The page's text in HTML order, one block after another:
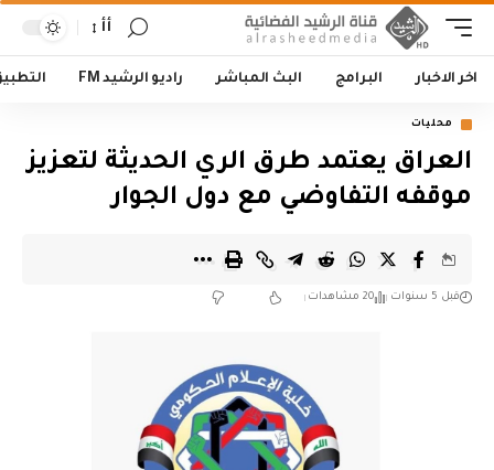
أأ
اخر الاخبار البرامج البث المباشر راديو الرشيد FM
محليات
العراق يعتمد طرق الري الحديثة لتعزيز
موقفه التفاوضي مع دول الجوار
قبل 5 سنوات 20 مشاهدات